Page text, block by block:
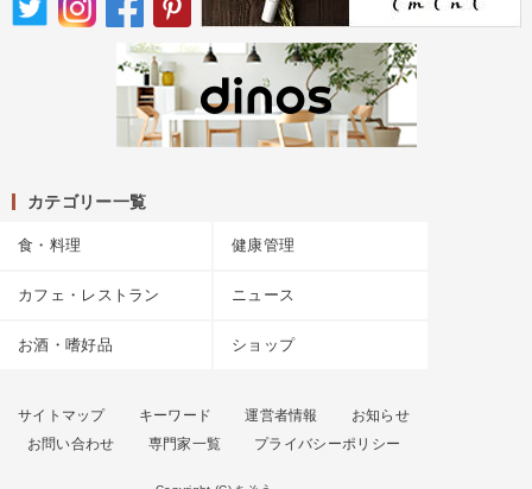
カテゴリー一覧
食・料理 健康管理
カフェ・レストラン ニュース
お酒・嗜好品 ショップ
サイトマップ キーワード 運営者情報
お知らせ
お問い合わせ
専門家一覧 プライバシーポリシー